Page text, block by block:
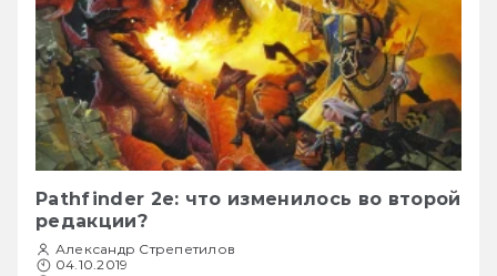
Pathfinder 2e: что изменилось во второй
редакции?
Александр Стрепетилов
04.10.2019